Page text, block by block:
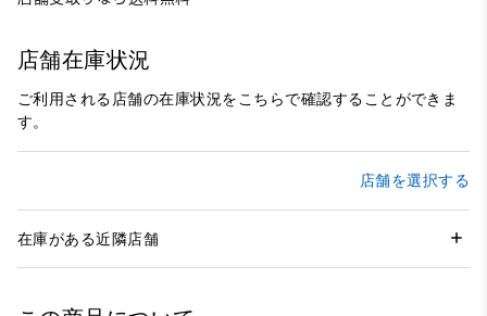
店舗在庫状況
ご利用される店舗の在庫状況をこちらで確認することができま
す。
店舗を選択する
在庫がある近隣店舗